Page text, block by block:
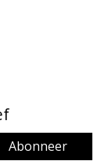
Abonneer